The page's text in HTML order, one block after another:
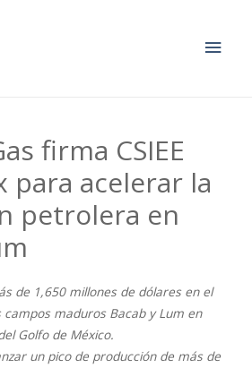
firma CSIEE
para acelerar la
petrolera en
de 1,650 millones de dólares en el
maduros Bacab y Lum en
Golfo de México.
un pico de producción de más de